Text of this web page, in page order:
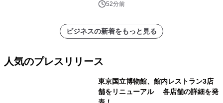
52分前
ビジネスの新着をもっと見る
人気のプレスリリース
東京国立博物館、館内レストラン3店
舗をリニューアル 各店舗の詳細を発